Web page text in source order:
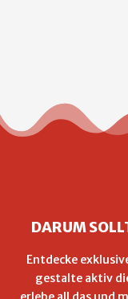
DARUM
Entdecke
gestalte aktiv